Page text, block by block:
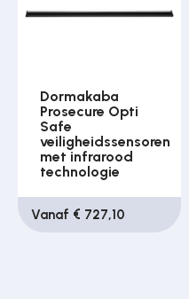
Dormakaba
Prosecure Opti
Safe
veiligheidssensoren
met infrarood
technologie
Vanaf € 727,10